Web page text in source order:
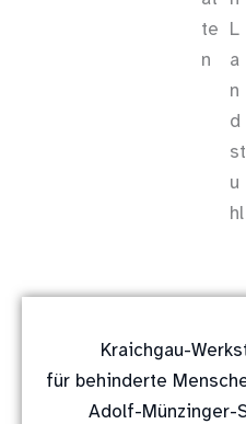
Kraichgau-
für behinderte
Adolf-Münzinger-